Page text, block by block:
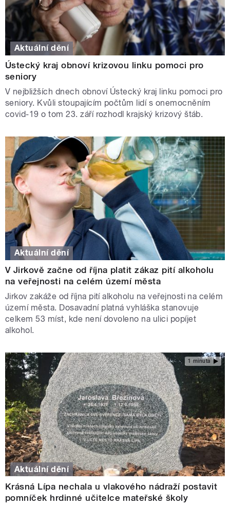
Aktuální dění
Ústecký kraj obnoví krizovou linku pomoci pro
seniory
V nejbližších dnech obnoví Ústecký kraj linku pomoci pro
seniory. Kvůli stoupajícím počtům lidí s onemocněním
covid-19 o tom 23. září rozhodl krajský krizový štáb.
Aktuální dění
V Jirkově začne od října platit zákaz pití alkoholu
na veřejnosti na celém území města
Jirkov zakáže od října pití alkoholu na veřejnosti na celém
území města. Dosavadní platná vyhláška stanovuje
celkem 53 míst, kde není dovoleno na ulici popíjet
alkohol.
1 minuta
Aktuální dění
Krásná Lípa nechala u vlakového nádraží postavit
pomníček hrdinné učitelce mateřské školy